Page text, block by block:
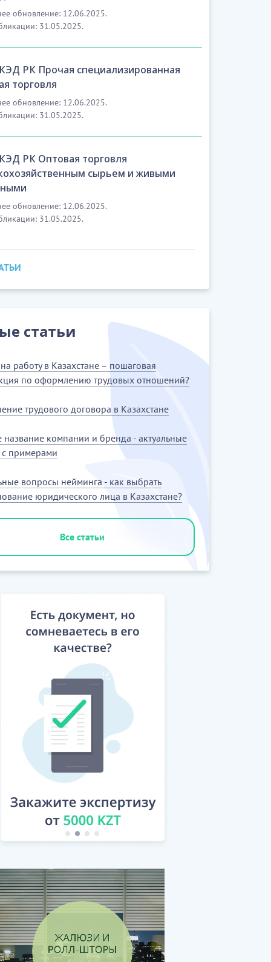
обновление: 12.06.2025.
31.05.2025.
РК Прочая специализированная
торговля
обновление: 12.06.2025.
31.05.2025.
РК Оптовая торговля
сырьем и живыми
обновление: 12.06.2025.
31.05.2025.
статьи
работу в Казахстане – пошаговая
по оформлению трудовых отношений?
трудового договора в Казахстане
название компании и бренда - актуальные
с примерами
вопросы нейминга - как выбрать
юридического лица в Казахстане?
Все статьи